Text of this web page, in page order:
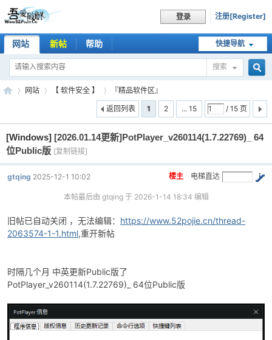
登录 注册[Register]
快捷导航
网站 新帖 帮助
搜索
索
吾 »
网站
›
【 软件安全 】
›
『精品软件区』
1
2 ... 15 / 15 页
返回列表
[Windows] [2026.01.14更新]PotPlayer_v260114(1.7.22769)_ 64
位Public版 [复制链接]
电梯直达
楼主
gtqing 2025-12-1 10:02
本帖最后由 gtqing 于 2026-1-14 18:34 编辑
旧帖已自动关闭 ，无法编辑： https://www.52pojie.cn/thread-
2063574-1-1.html,重开新帖
时隔几个月 中英更新Public版了
PotPlayer_v260114(1.7.22769)_ 64位Public版